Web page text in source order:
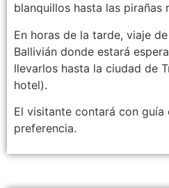
blanquillos hasta las pirañas
En horas de la tarde, viaje
Ballivián donde estará
llevarlos hasta la ciudad de
hotel).
El visitante contará con guía
preferencia.